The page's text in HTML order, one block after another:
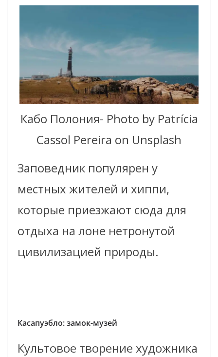
Кабо Полония- Photo by Patrícia
Cassol Pereira on Unsplash
Заповедник популярен у
местных жителей и хиппи,
которые приезжают сюда для
отдыха на лоне нетронутой
цивилизацией природы.
Касапуэбло: замок-музей
Культовое творение художника